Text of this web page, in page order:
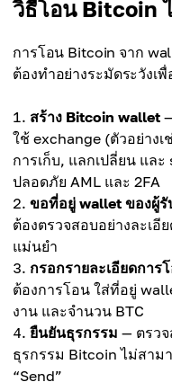
วิธีโอน Bitcoin
การโอน Bitcoin จาก
ต้องทำอย่างระมัดระวังเ
สร้าง Bitcoin wallet
ใช้ exchange (ตัวอย่างเ
การเก็บ, แลกเปลี่ยน แล
ปลอดภัย AML และ 2FA
ขอที่อยู่ wallet ของผู้รั
ต้องตรวจสอบอย่างละเอี
แม่นยำ
กรอกรายละเอียดการ
ต้องการโอน ใส่ที่อยู่
งาน และจำนวน BTC
ยืนยันธุรกรรม — ตรว
ธุรกรรม Bitcoin ไม่สาม
“Send”